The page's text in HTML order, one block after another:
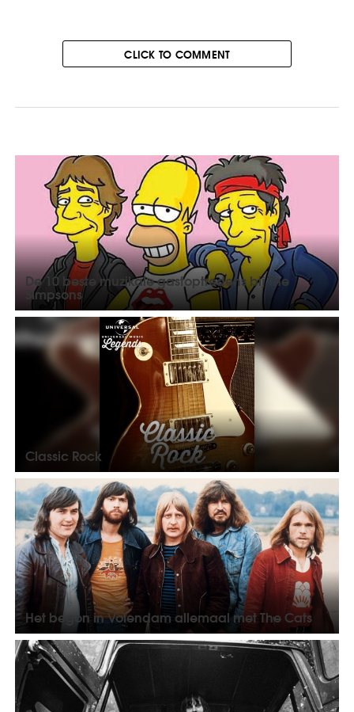
CLICK TO COMMENT
De 10 beste muzikale gastoptredens bij The
Simpsons
Classic Rock
Het begon in Volendam allemaal met The Cats